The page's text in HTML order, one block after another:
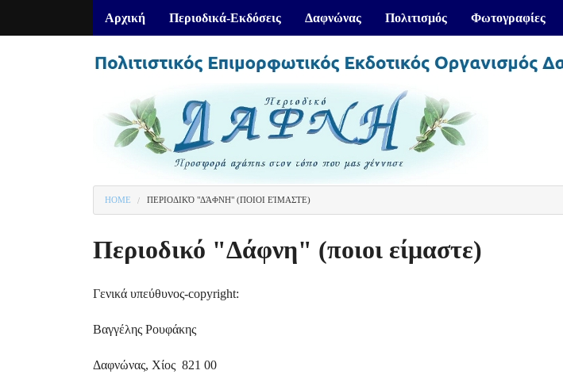
Αρχική Περιοδικά-Εκδόσεις Δαφνώνας Πολιτισμός Φωτογραφίες
You are here
HOME ΠΕΡΙΟΔΙΚΌ "ΔΆΦΝΗ" (ΠΟΙΟΙ ΕΊΜΑΣΤΕ)
Περιοδικό "Δάφνη" (ποιοι είμαστε)
Γενικά υπεύθυνος-copyright:
Βαγγέλης Ρουφάκης
Δαφνώνας, Χίος 821 00